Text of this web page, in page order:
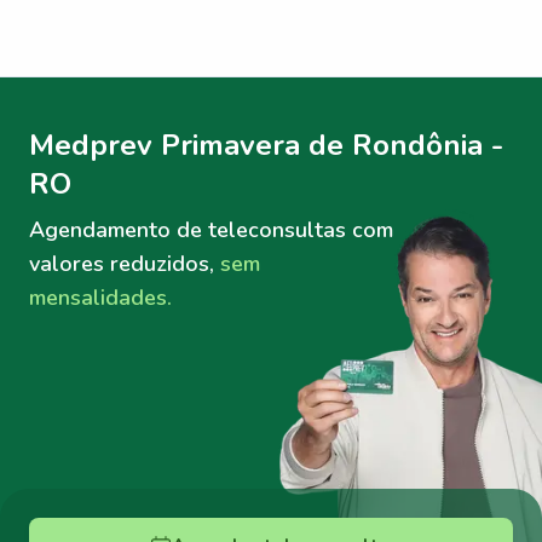
Medprev Primavera de Rondônia -
RO
Agendamento de teleconsultas com
valores reduzidos, sem
mensalidades.